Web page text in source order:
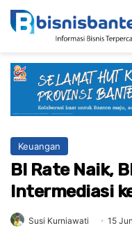
Keuangan
BI Rate Naik,
Intermediasi
Susi Kurniawati 15